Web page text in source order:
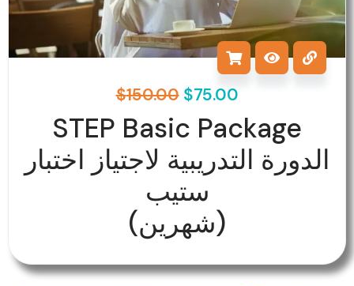
$150.00 $75.00
STEP Basic Package
الدورة التدريبية لاجتياز اختبار
ستيب
(شهرين)